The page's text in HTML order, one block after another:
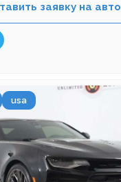
заявку на авто
usa